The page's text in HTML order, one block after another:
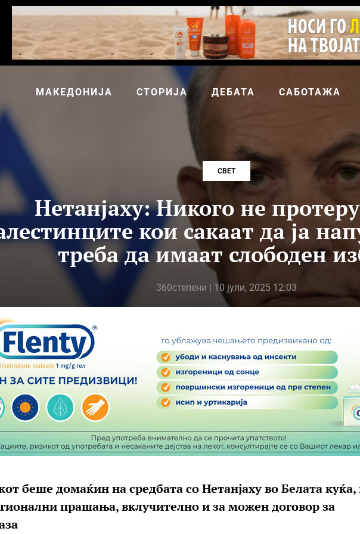
МАКЕДОНИЈА СТОРИЈА ДЕБАТА САБОТАЖА
СВЕТ
Нетанјаху: Никого не
кои сакаат да ја
треба да имаат слободен
360степени | 10 јули, 2025 12:03
беше домаќин на средбата со Нетанјаху во Белата куќа,
прашања, вклучително и за можен договор за